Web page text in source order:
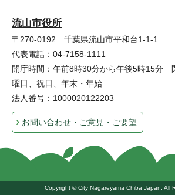
流山市役所
〒270-0192 千葉県流山市平和台1-1-1
代表電話：04-7158-1111
開庁時間：午前8時30分から午後5時15分
曜日、祝日、年末・年始
法人番号：1000020122203
お問い合わせ・ご意見・ご要望
Copyright © City Nagareyama Chiba Japan, All